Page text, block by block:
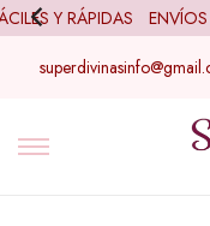
Y RÁPIDAS